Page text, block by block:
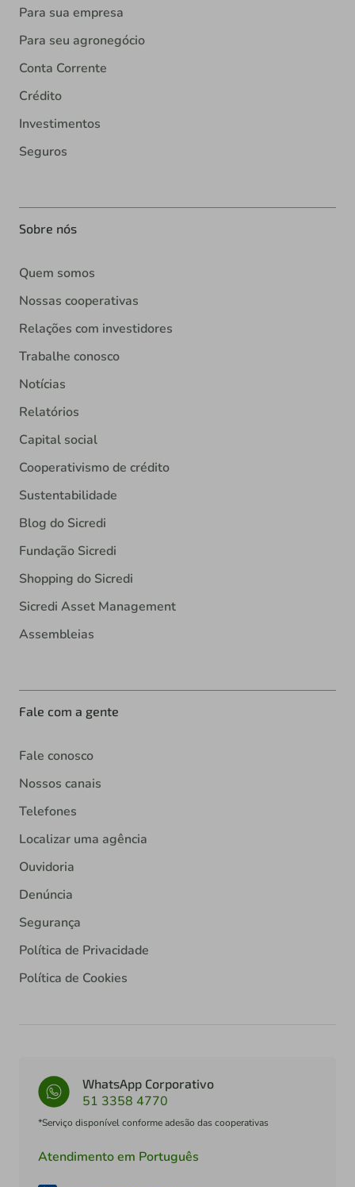
Para sua empresa
Para seu agronegócio
Conta Corrente
Crédito
Investimentos
Seguros
Sobre nós
Quem somos
Nossas cooperativas
Relações com investidores
Trabalhe conosco
Notícias
Relatórios
Capital social
Cooperativismo de crédito
Sustentabilidade
Blog do Sicredi
Fundação Sicredi
Shopping do Sicredi
Sicredi Asset Management
Assembleias
Fale com a gente
Fale conosco
Nossos canais
Telefones
Localizar uma agência
Ouvidoria
Denúncia
Segurança
Política de Privacidade
Política de Cookies
WhatsApp Corporativo
51 3358 4770
*Serviço disponível conforme adesão das cooperativas
Atendimento em Português